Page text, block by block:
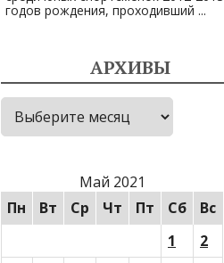
годов рождения, проходивший ...
АРХИВЫ
Архивы
Май 2021
Пн
Вт Ср Чт Пт Сб
Вс
1
2